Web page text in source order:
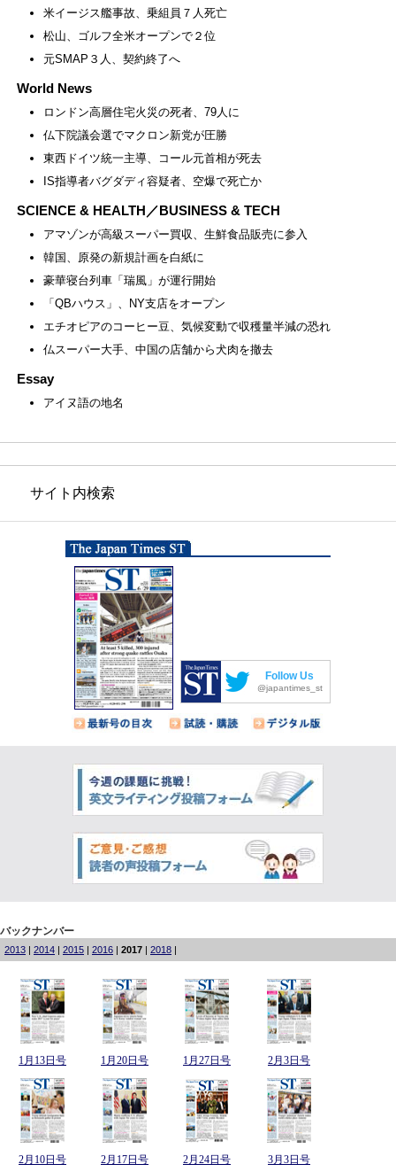
米イージス艦事故、乗組員７人死亡
松山、ゴルフ全米オープンで２位
元SMAP３人、契約終了へ
World News
ロンドン高層住宅火災の死者、79人に
仏下院議会選でマクロン新党が圧勝
東西ドイツ統一主導、コール元首相が死去
IS指導者バグダディ容疑者、空爆で死亡か
SCIENCE & HEALTH／BUSINESS & TECH
アマゾンが高級スーパー買収、生鮮食品販売に参入
韓国、原発の新規計画を白紙に
豪華寝台列車「瑞風」が運行開始
「QBハウス」、NY支店をオープン
エチオピアのコーヒー豆、気候変動で収穫量半減の恐れ
仏スーパー大手、中国の店舗から犬肉を撤去
Essay
アイヌ語の地名
サイト内検索
Follow Us
@japantimes_st
バックナンバー
2013 | 2014 | 2015 | 2016 | 2017 | 2018 |
1月13日号 1月20日号 1月27日号 2月3日号
2月10日号 2月17日号 2月24日号 3月3日号